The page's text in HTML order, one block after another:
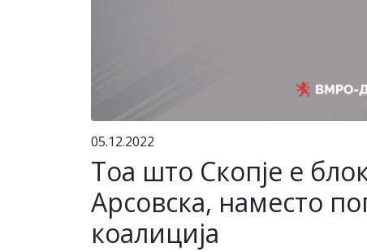
05.12.2022
Тоа што Скопје е
Арсовска, наместо
коалиција